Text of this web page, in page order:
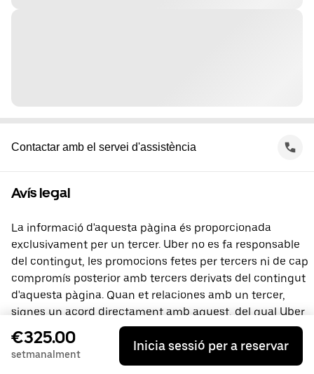
Contactar amb el servei d'assistència
Avís legal
La informació d'aquesta pàgina és proporcionada
exclusivament per un tercer. Uber no es fa responsable
del contingut, les promocions fetes per tercers ni de cap
compromís posterior amb tercers derivats del contingut
d'aquesta pàgina. Quan et relaciones amb un tercer,
signes un acord directament amb aquest, del qual Uber
no és part. Si tens preguntes, contacta directament amb
el tercer.
€325.00
setmanalment
Inicia sessió per a reservar